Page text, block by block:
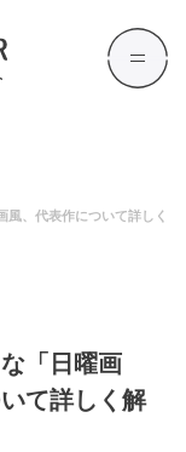
、代表作について詳しく
「日曜画
て詳しく解